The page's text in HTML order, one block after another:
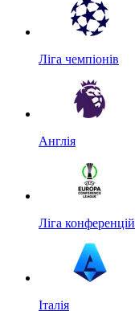
Ліга чемпіонів
Англія
Ліга конференцій
Італія